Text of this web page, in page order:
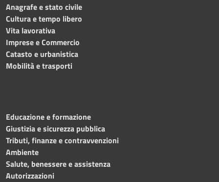
Anagrafe e stato civile
Cultura e tempo libero
Vita lavorativa
Imprese e Commercio
Catasto e urbanistica
Mobilità e trasporti
Educazione e formazione
Giustizia e sicurezza pubblica
Tributi, finanze e contravvenzioni
Ambiente
Salute, benessere e assistenza
Autorizzazioni